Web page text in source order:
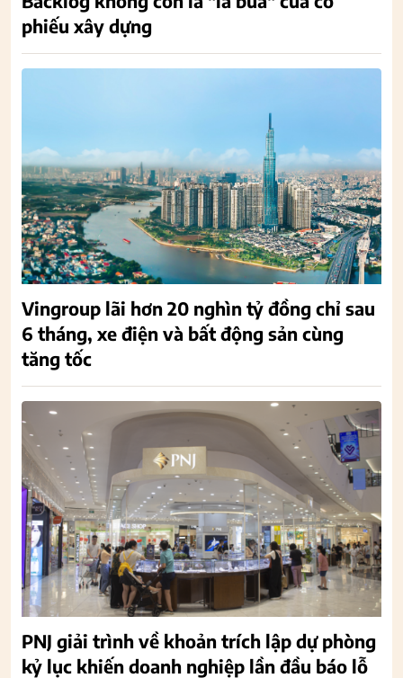
phiếu xây dựng
Vingroup lãi hơn 20 nghìn tỷ đồng chỉ sau
6 tháng, xe điện và bất động sản cùng
tăng tốc
PNJ giải trình về khoản trích lập dự phòng
kỷ lục khiến doanh nghiệp lần đầu báo lỗ